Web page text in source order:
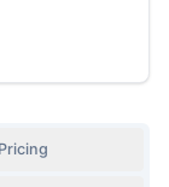
Pricing